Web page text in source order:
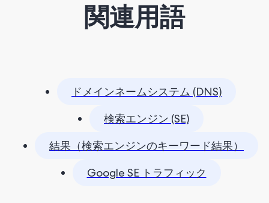
関連用語
ドメインネームシステム (DNS)
検索エンジン (SE)
結果（検索エンジンのキーワード結果）
Google SE トラフィック